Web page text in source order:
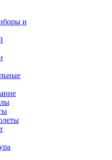
и